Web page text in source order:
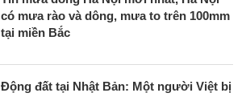
có mưa rào và dông, mưa to trên 100mm
tại miền Bắc
Động đất tại Nhật Bản: Một người Việt bị